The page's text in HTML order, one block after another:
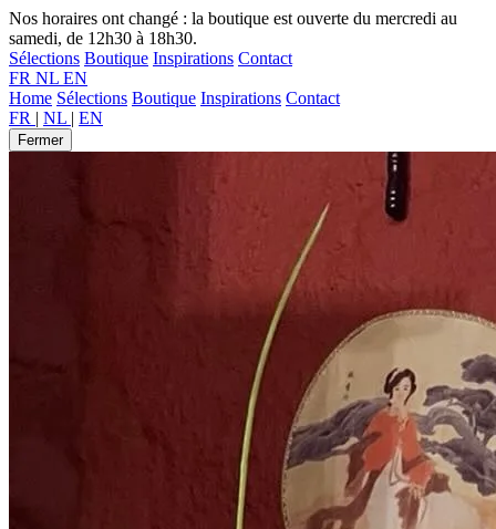
Nos horaires ont changé : la boutique est ouverte du mercredi au
samedi, de 12h30 à 18h30.
Sélections Boutique Inspirations Contact
FR NL EN
Home Sélections Boutique Inspirations Contact
FR | NL | EN
Fermer